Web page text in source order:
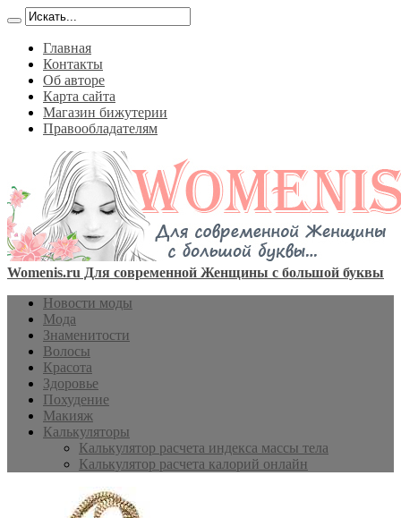
Главная
Контакты
Об авторе
Карта сайта
Магазин бижутерии
Правообладателям
Womenis.ru Для современной Женщины с большой буквы
Новости моды
Мода
Знаменитости
Волосы
Красота
Здоровье
Похудение
Макияж
Калькуляторы
Калькулятор расчета индекса массы тела
Калькулятор расчета калорий онлайн